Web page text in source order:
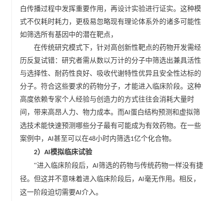
白传播过程中发挥重要作用，再设计实验进行证实。这种模
式不仅耗时耗力，更极易忽略现有理论体系外的诸多可能性
如筛选所有基因中的潜在靶点，
在传统研究模式下，针对高创新性靶点的药物开发需经
历反复试错：研究者需从数以万计的分子中筛选出兼具活性
与选择性、耐药性良好、吸收代谢特性优异且安全性达标的
分子。符合这些要求的药物分子，才能进入临床阶段。这种
高度依赖专家个人经验与创造力的方式往往会消耗大量时
间，带来高昂人力、物力成本。而AI蛋白结构预测和虚拟筛
选技术能快速预测哪些分子最有可能成为有效药物。在一些
案例中， AI甚至可以在48小时内筛选1亿个化合物。
2） AI模拟临床试验
“进入临床阶段后， AI筛选的药物与传统药物一样没有捷
径。但这并不意味着进入临床阶段后， AI毫无作用。相反，
这一阶段迫切需要AI介入。